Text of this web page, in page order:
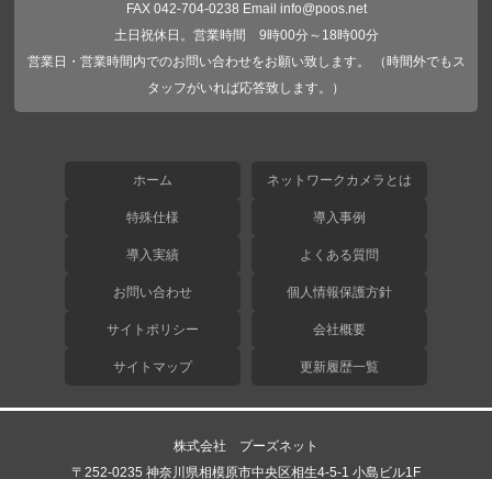
FAX 042-704-0238 Email info@poos.net
土日祝休日。営業時間 9時00分～18時00分
営業日・営業時間内でのお問い合わせをお願い致します。 （時間外でもス
タッフがいれば応答致します。）
ホーム ネットワークカメラとは
特殊仕様 導入事例
導入実績 よくある質問
お問い合わせ 個人情報保護方針
サイトポリシー 会社概要
サイトマップ 更新履歴一覧
株式会社 プーズネット
〒252-0235 神奈川県相模原市中央区相生4-5-1 小島ビル1F